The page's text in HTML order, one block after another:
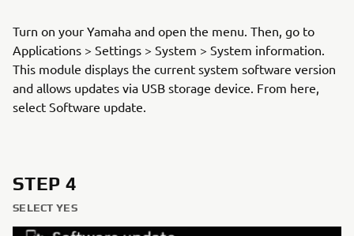
Turn on your Yamaha and open the menu. Then, go to
Applications > Settings > System > System information.
This module displays the current system software version
and allows updates via USB storage device. From here,
select Software update.
STEP 4
SELECT YES